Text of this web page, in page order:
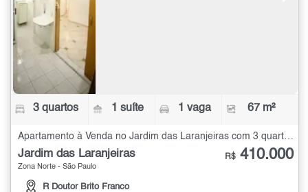
3 quartos 1 suíte 1 vaga 67 m²
Jardim das Laranjeiras
Zona Norte - São Paulo
R Doutor Brito Franco
R$ 410.000